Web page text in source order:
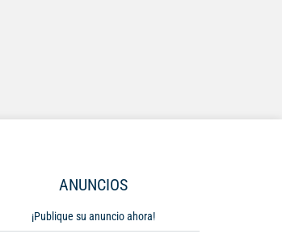
ANUNCIOS
¡Publique su anuncio ahora!